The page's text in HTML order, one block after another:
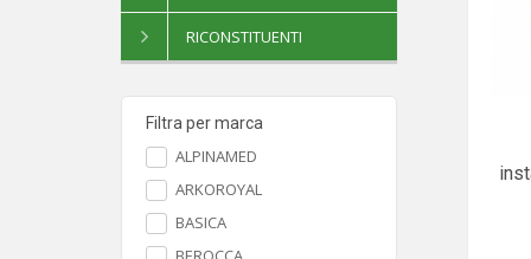
RICONSTITUENTI
Filtra per marca
ALPINAMED
ARKOROYAL
BASICA